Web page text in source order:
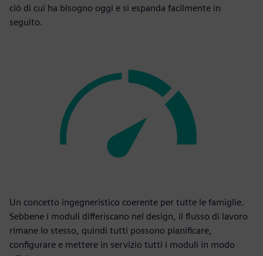
ciò di cui ha bisogno oggi e si espanda facilmente in
seguito.
Un concetto ingegneristico coerente per tutte le famiglie.
Sebbene i moduli differiscano nel design, il flusso di lavoro
rimane lo stesso, quindi tutti possono pianificare,
configurare e mettere in servizio tutti i moduli in modo